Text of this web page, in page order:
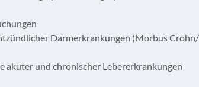
Darmerkrankungen (Morbus Crohn/
akuter und chronischer Lebererkrankungen